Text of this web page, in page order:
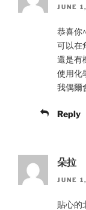
JUNE
恭喜你
可以在
還是有
使用化
我偶爾
Reply
朵拉
JUNE
貼心的